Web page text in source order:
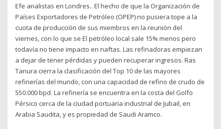
Efe analistas en Londres.. El hecho de que la Organización de
Países Exportadores de Petróleo (OPEP) no pusiera tope a la
cuota de producción de sus miembros en la reunión del
viernes, con lo que se El petróleo local sale 15% menos pero
todavía no tiene impacto en naftas. Las refinadoras empiezan
a dejar de tener pérdidas y pueden recuperar ingresos. Ras
Tanura cierra la clasificación del Top 10 de las mayores
refinerías del mundo, con una capacidad de refino de crudo de
550.000 bpd. La refinería se encuentra en la costa del Golfo
Pérsico cerca de la ciudad portuaria industrial de Jubail, en
Arabia Saudita, y es propiedad de Saudi Aramco.